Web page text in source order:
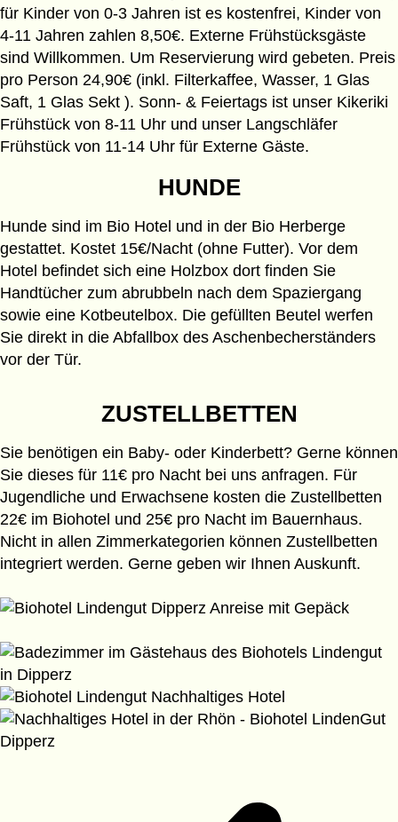
für Kinder von 0-3 Jahren ist es kostenfrei, Kinder von
4-11 Jahren zahlen 8,50€. Externe Frühstücksgäste
sind Willkommen. Um Reservierung wird gebeten. Preis
pro Person 24,90€ (inkl. Filterkaffee, Wasser, 1 Glas
Saft, 1 Glas Sekt ). Sonn- & Feiertags ist unser Kikeriki
Frühstück von 8-11 Uhr und unser Langschläfer
Frühstück von 11-14 Uhr für Externe Gäste.
HUNDE
Hunde sind im Bio Hotel und in der Bio Herberge
gestattet. Kostet 15€/Nacht (ohne Futter). Vor dem
Hotel befindet sich eine Holzbox dort finden Sie
Handtücher zum abrubbeln nach dem Spaziergang
sowie eine Kotbeutelbox. Die gefüllten Beutel werfen
Sie direkt in die Abfallbox des Aschenbecherständers
vor der Tür.
ZUSTELLBETTEN
Sie benötigen ein Baby- oder Kinderbett? Gerne können
Sie dieses für 11€ pro Nacht bei uns anfragen. Für
Jugendliche und Erwachsene kosten die Zustellbetten
22€ im Biohotel und 25€ pro Nacht im Bauernhaus.
Nicht in allen Zimmerkategorien können Zustellbetten
integriert werden. Gerne geben wir Ihnen Auskunft.